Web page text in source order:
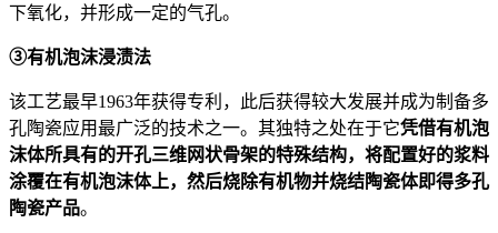
下氧化，并形成一定的气孔。
③有机泡沫浸渍法
该工艺最早1963年获得专利，此后获得较大发展并成为制备多
孔陶瓷应用最广泛的技术之一。其独特之处在于它凭借有机泡
沫体所具有的开孔三维网状骨架的特殊结构，将配置好的浆料
涂覆在有机泡沫体上，然后烧除有机物并烧结陶瓷体即得多孔
陶瓷产品。